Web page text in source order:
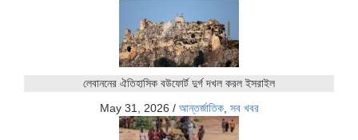
লেবাননের ঐতিহাসিক বউফোর্ট দুর্গ দখল করল ইসরাইল
May 31, 2026 / আন্তর্জাতিক, সব খবর